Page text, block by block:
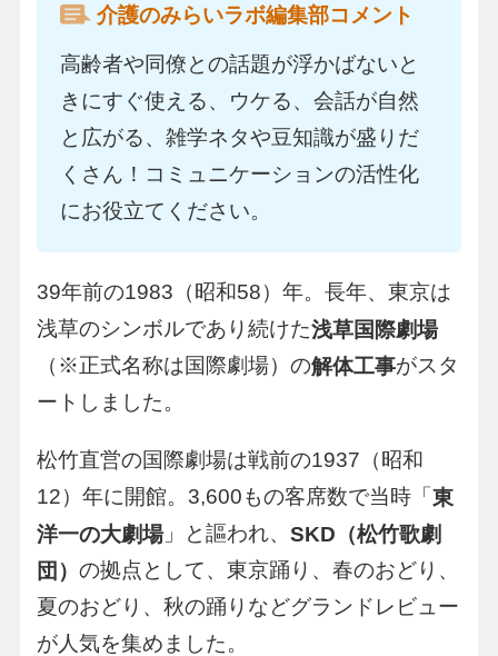
介護のみらいラボ編集部コメント
高齢者や同僚との話題が浮かばないと
きにすぐ使える、ウケる、会話が自然
と広がる、雑学ネタや豆知識が盛りだ
くさん！コミュニケーションの活性化
にお役立てください。
39年前の1983（昭和58）年。長年、東京は
浅草のシンボルであり続けた浅草国際劇場
（※正式名称は国際劇場）の解体工事がスタ
ートしました。
松竹直営の国際劇場は戦前の1937（昭和
12）年に開館。3,600もの客席数で当時「 東
洋一の大劇場」と謳われ、 SKD（松竹歌劇
団） の拠点として、東京踊り、春のおどり、
夏のおどり、秋の踊りなどグランドレビュー
が人気を集めました。